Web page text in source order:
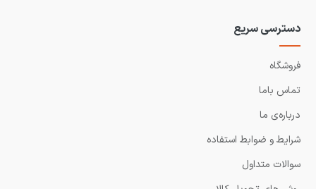
دسترسی سریع
فروشگاه
تماس باما
درباره‌ی ما
شرایط و ضوابط استفاده
سوالات متداول